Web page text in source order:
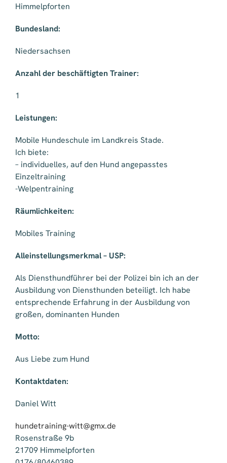
Himmelpforten
Bundesland:
Niedersachsen
Anzahl der beschäftigten Trainer:
1
Leistungen:
Mobile Hundeschule im Landkreis Stade.
Ich biete:
– individuelles, auf den Hund angepasstes
Einzeltraining
-Welpentraining
Räumlichkeiten:
Mobiles Training
Alleinstellungsmerkmal – USP:
Als Diensthundführer bei der Polizei bin ich an der
Ausbildung von Diensthunden beteiligt. Ich habe
entsprechende Erfahrung in der Ausbildung von
großen, dominanten Hunden
Motto:
Aus Liebe zum Hund
Kontaktdaten:
Daniel Witt
hundetraining-witt@gmx.de
Rosenstraße 9b
21709 Himmelpforten